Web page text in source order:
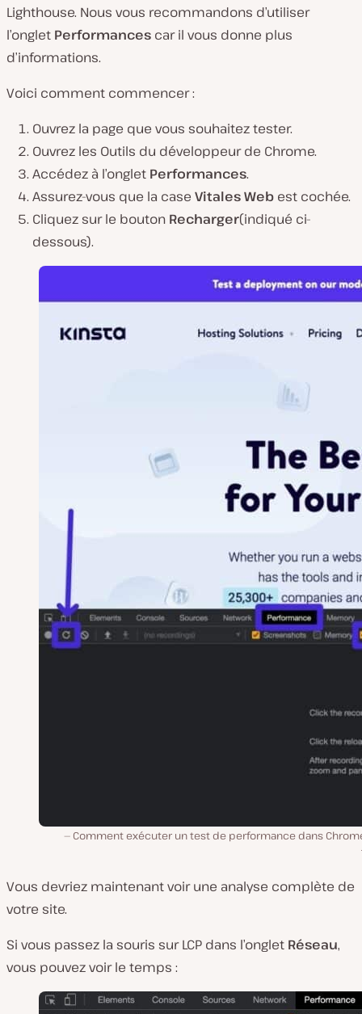
Lighthouse. Nous vous recommandons d’utiliser
l’onglet Performances car il vous donne plus
d’informations.
Voici comment commencer :
Ouvrez la page que vous souhaitez tester.
Ouvrez les Outils du développeur de Chrome.
Accédez à l’onglet Performances.
Assurez-vous que la case Vitales Web est cochée.
Cliquez sur le bouton Recharger(indiqué ci-
dessous).
Comment exécuter un test de performance dans
Vous devriez maintenant voir une analyse complète de
votre site.
Si vous passez la souris sur LCP dans l’onglet Réseau,
vous pouvez voir le temps :